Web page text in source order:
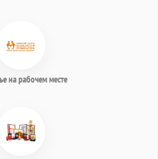
на рабочем месте